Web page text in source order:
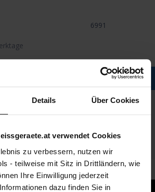
Details Über Cookies
verwendet Cookies
zu verbessern, nutzen wir
- teilweise mit Sitz in Drittländern, wie
Ihre Einwilligung jederzeit
dazu finden Sie in
6991